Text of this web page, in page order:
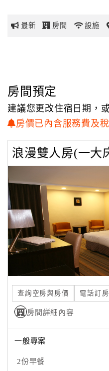
玩
地
圖
顧
務
滿
意
度
訂
單
管
理
員
區，或是嘉義市的休閒育樂
遊回憶！
從優遊商旅開車到阿里山，
景，等您來體驗喔！
最新 房間 設施
房間預定
建議您更改住宿日期，
房價已內含服務費及
浪漫雙人房(一大
查詢空房與房價 電話訂房
房間詳細內容
一般專案
2份早餐